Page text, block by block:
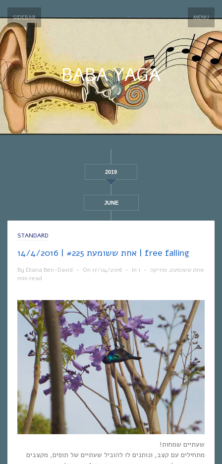
SIDEBAR MENU
BABA YAGA
2019
JUNE
STANDARD
אחת ששומעת #225 | 14/4/2016 | free falling
By Eliana Ben-David • On 17/04/2016 • In אחת ששומעת, מוזיקה •
1
min read
שעתיים שמחות!
מתחילים עם קצב, ונותנים לו להוביל שעתיים של תופים, מקצבים